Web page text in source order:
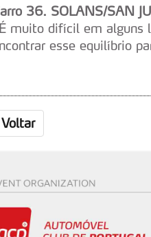
36. SOLANS/SAN
muito difícil em alguns
esse equilíbrio
Voltar